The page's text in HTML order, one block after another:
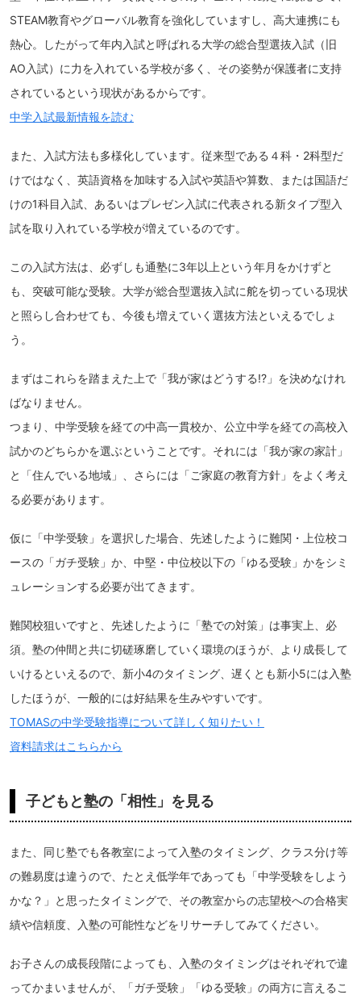
STEAM教育やグローバル教育を強化していますし、高大連携にも
熱心。したがって年内入試と呼ばれる大学の総合型選抜入試（旧
AO入試）に力を入れている学校が多く、その姿勢が保護者に支持
されているという現状があるからです。
中学入試最新情報を読む
また、入試方法も多様化しています。従来型である４科・2科型だ
けではなく、英語資格を加味する入試や英語や算数、または国語だ
けの1科目入試、あるいはプレゼン入試に代表される新タイプ型入
試を取り入れている学校が増えているのです。
この入試方法は、必ずしも通塾に3年以上という年月をかけずと
も、突破可能な受験。大学が総合型選抜入試に舵を切っている現状
と照らし合わせても、今後も増えていく選抜方法といえるでしょ
う。
まずはこれらを踏まえた上で「我が家はどうする!?」を決めなけれ
ばなりません。
つまり、中学受験を経ての中高一貫校か、公立中学を経ての高校入
試かのどちらかを選ぶということです。それには「我が家の家計」
と「住んでいる地域」、さらには「ご家庭の教育方針」をよく考え
る必要があります。
仮に「中学受験」を選択した場合、先述したように難関・上位校コ
ースの「ガチ受験」か、中堅・中位校以下の「ゆる受験」かをシミ
ュレーションする必要が出てきます。
難関校狙いですと、先述したように「塾での対策」は事実上、必
須。塾の仲間と共に切磋琢磨していく環境のほうが、より成長して
いけるといえるので、新小4のタイミング、遅くとも新小5には入塾
したほうが、一般的には好結果を生みやすいです。
TOMASの中学受験指導について詳しく知りたい！
資料請求はこちらから
子どもと塾の「相性」を見る
また、同じ塾でも各教室によって入塾のタイミング、クラス分け等
の難易度は違うので、たとえ低学年であっても「中学受験をしよう
かな？」と思ったタイミングで、その教室からの志望校への合格実
績や信頼度、入塾の可能性などをリサーチしてみてください。
お子さんの成長段階によっても、入塾のタイミングはそれぞれで違
ってかまいませんが、「ガチ受験」「ゆる受験」の両方に言えるこ